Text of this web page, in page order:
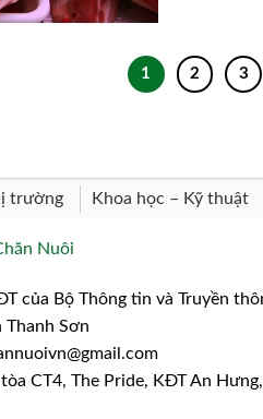
1 2 3
trường Khoa học – Kỹ thuật
Nuôi
của Bộ Thông tin và Truyền
Thanh Sơn
CT4, The Pride, KĐT An